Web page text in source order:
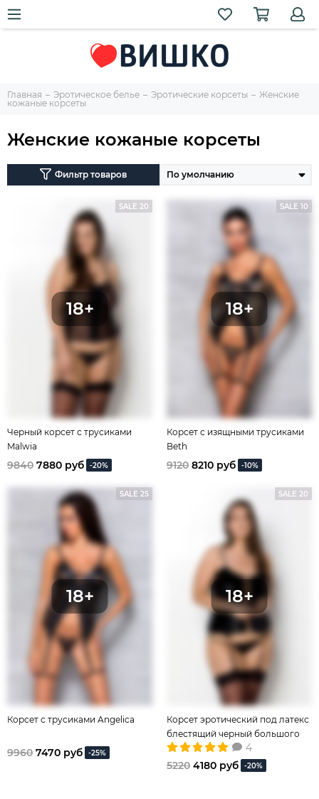
Главная Эротическое белье Эротические корсеты
Женские
кожаные корсеты
Женские кожаные корсеты
Фильтр товаров
SALE 20
Черный корсет с трусиками
Malwia
9840 7880 руб -20%
SALE 10
Корсет с изящными трусиками
Beth
9120 8210 руб -10%
SALE 25
Корсет с трусиками Angelica
9960 7470 руб -25%
SALE 20
Корсет эротический под латекс
блестящий черный большого
размера
4
5220 4180 руб -20%